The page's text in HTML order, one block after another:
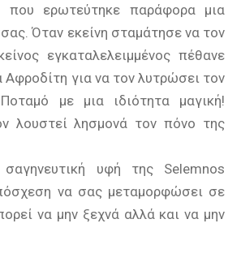
που ερωτεύτηκε παράφορα μια
Όταν εκείνη σταμάτησε να τον
εγκαταλελειμμένος πέθανε
για να τον λυτρώσει τον
με μια ιδιότητα μαγική!
λουστεί λησμονά τον πόνο της
υφή της Selemnos
να σας μεταμορφώσει σε
να μην ξεχνά αλλά και να μην